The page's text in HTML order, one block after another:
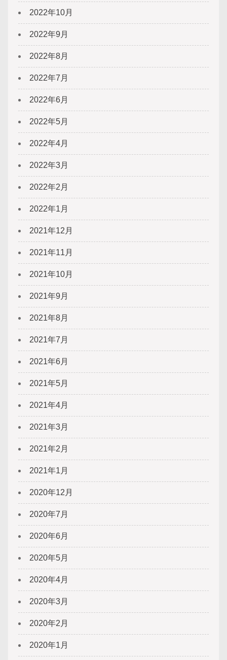
2022年10月
2022年9月
2022年8月
2022年7月
2022年6月
2022年5月
2022年4月
2022年3月
2022年2月
2022年1月
2021年12月
2021年11月
2021年10月
2021年9月
2021年8月
2021年7月
2021年6月
2021年5月
2021年4月
2021年3月
2021年2月
2021年1月
2020年12月
2020年7月
2020年6月
2020年5月
2020年4月
2020年3月
2020年2月
2020年1月